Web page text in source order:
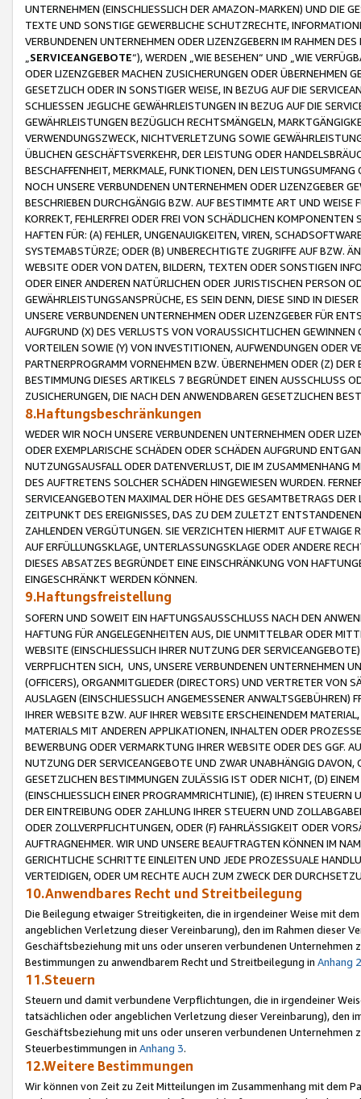
UNTERNEHMEN (EINSCHLIESSLICH DER AMAZON-MARKEN) UND DIE
TEXTE UND SONSTIGE GEWERBLICHE SCHUTZRECHTE,
VERBUNDENEN UNTERNEHMEN ODER LIZENZGEBERN IM RAHMEN
SERVICEANGEBOTE“), WERDEN „WIE BESEHEN“ UND „WIE
ODER LIZENZGEBER MACHEN ZUSICHERUNGEN ODER ÜBERNEHMEN
GESETZLICH ODER IN SONSTIGER WEISE, IN BEZUG AUF DIE
SCHLIESSEN JEGLICHE GEWÄHRLEISTUNGEN IN BEZUG AUF DIE
GEWÄHRLEISTUNGEN BEZÜGLICH RECHTSMÄNGELN,
VERWENDUNGSZWECK, NICHTVERLETZUNG SOWIE
ÜBLICHEN GESCHÄFTSVERKEHR, DER LEISTUNG ODER
BESCHAFFENHEIT, MERKMALE, FUNKTIONEN, DEN
NOCH UNSERE VERBUNDENEN UNTERNEHMEN ODER LIZENZGEBER
BESCHRIEBEN DURCHGÄNGIG BZW. AUF BESTIMMTE ART UND
KORREKT, FEHLERFREI ODER FREI VON SCHÄDLICHEN
HAFTEN FÜR: (A) FEHLER, UNGENAUIGKEITEN, VIREN,
SYSTEMABSTÜRZE; ODER (B) UNBERECHTIGTE ZUGRIFFE AUF BZW.
WEBSITE ODER VON DATEN, BILDERN, TEXTEN ODER SONSTIGEN
ODER EINER ANDEREN NATÜRLICHEN ODER JURISTISCHEN PERSON
GEWÄHRLEISTUNGSANSPRÜCHE, ES SEIN DENN, DIESE SIND IN
UNSERE VERBUNDENEN UNTERNEHMEN ODER LIZENZGEBER FÜR
AUFGRUND (X) DES VERLUSTS VON VORAUSSICHTLICHEN
VORTEILEN SOWIE (Y) VON INVESTITIONEN, AUFWENDUNGEN ODER
PARTNERPROGRAMM VORNEHMEN BZW. ÜBERNEHMEN ODER (Z)
BESTIMMUNG DIESES ARTIKELS 7 BEGRÜNDET EINEN AUSSCHLUSS
ZUSICHERUNGEN, DIE NACH DEN ANWENDBAREN GESETZLICHEN
8.Haftungsbeschränkungen
WEDER WIR NOCH UNSERE VERBUNDENEN UNTERNEHMEN ODER
ODER EXEMPLARISCHE SCHÄDEN ODER SCHÄDEN AUFGRUND
NUTZUNGSAUSFALL ODER DATENVERLUST, DIE IM ZUSAMMENHANG
DES AUFTRETENS SOLCHER SCHÄDEN HINGEWIESEN WURDEN.
SERVICEANGEBOTEN MAXIMAL DER HÖHE DES GESAMTBETRAGS
ZEITPUNKT DES EREIGNISSES, DAS ZU DEM ZULETZT
ZAHLENDEN VERGÜTUNGEN. SIE VERZICHTEN HIERMIT AUF
AUF ERFÜLLUNGSKLAGE, UNTERLASSUNGSKLAGE ODER ANDERE
DIESES ABSATZES BEGRÜNDET EINE EINSCHRÄNKUNG VON
EINGESCHRÄNKT WERDEN KÖNNEN.
9.Haftungsfreistellung
SOFERN UND SOWEIT EIN HAFTUNGSAUSSCHLUSS NACH DEN
HAFTUNG FÜR ANGELEGENHEITEN AUS, DIE UNMITTELBAR ODER
WEBSITE (EINSCHLIESSLICH IHRER NUTZUNG DER
VERPFLICHTEN SICH, UNS, UNSERE VERBUNDENEN UNTERNEHMEN
(OFFICERS), ORGANMITGLIEDER (DIRECTORS) UND VERTRETER VON
AUSLAGEN (EINSCHLIESSLICH ANGEMESSENER
IHRER WEBSITE BZW. AUF IHRER WEBSITE ERSCHEINENDEM
MATERIALS MIT ANDEREN APPLIKATIONEN, INHALTEN ODER
BEWERBUNG ODER VERMARKTUNG IHRER WEBSITE ODER DES GGF.
NUTZUNG DER SERVICEANGEBOTE UND ZWAR UNABHÄNGIG
GESETZLICHEN BESTIMMUNGEN ZULÄSSIG IST ODER NICHT, (D)
(EINSCHLIESSLICH EINER PROGRAMMRICHTLINIE), (E) IHREN
DER EINTREIBUNG ODER ZAHLUNG IHRER STEUERN UND
ODER ZOLLVERPFLICHTUNGEN, ODER (F) FAHRLÄSSIGKEIT ODER
AUFTRAGNEHMER. WIR UND UNSERE BEAUFTRAGTEN KÖNNEN IM
GERICHTLICHE SCHRITTE EINLEITEN UND JEDE PROZESSUALE
VERTEIDIGEN, ODER UM RECHTE AUCH ZUM ZWECK DER
10.Anwendbares Recht und Streitbeilegung
Die Beilegung etwaiger Streitigkeiten, die in irgendeiner Weise mit
angeblichen Verletzung dieser Vereinbarung), den im Rahmen dieser
Geschäftsbeziehung mit uns oder unseren verbundenen
Bestimmungen zu anwendbarem Recht und Streitbeilegung in Anhang 2
11.Steuern
Steuern und damit verbundene Verpflichtungen, die in irgendeiner
tatsächlichen oder angeblichen Verletzung dieser Vereinbarung), den
Geschäftsbeziehung mit uns oder unseren verbundenen
Steuerbestimmungen in Anhang 3.
12.Weitere Bestimmungen
Wir können von Zeit zu Zeit Mitteilungen im Zusammenhang mit dem